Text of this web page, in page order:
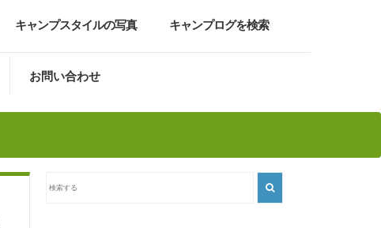
キャンプスタイルの写真 キャンプログを検索
お問い合わせ